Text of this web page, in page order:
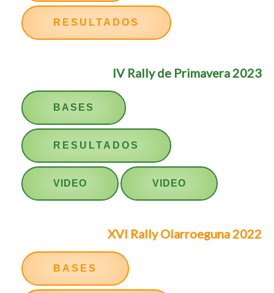
RESULTADOS
IV Rally de Primavera 2023
BASES
RESULTADOS
VIDEO VIDEO
XVI Rally Olarroeguna 2022
BASES